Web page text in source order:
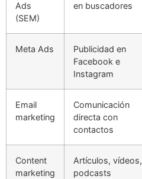
Ads
(SEM)
en buscadores
Meta Ads
Publicidad en
Facebook e
Instagram
Email
marketing
Comunicación
directa con
contactos
Content
marketing
Artículos, vídeos,
podcasts